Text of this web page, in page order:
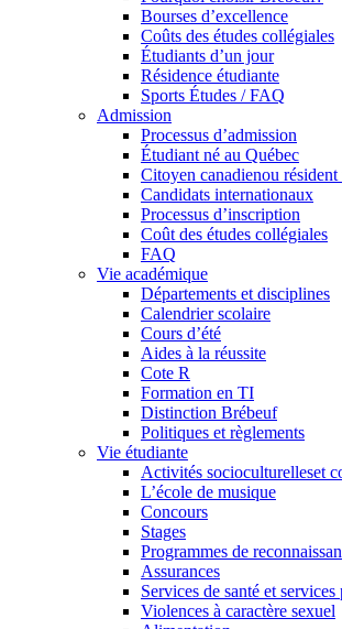
Bourses d’excellence
Coûts des études collégiales
Étudiants d’un jour
Résidence étudiante
Sports Études / FAQ
Admission
Processus d’admission
Étudiant né au Québec
Citoyen canadienou résident
Candidats internationaux
Processus d’inscription
Coût des études collégiales
FAQ
Vie académique
Départements et disciplines
Calendrier scolaire
Cours d’été
Aides à la réussite
Cote R
Formation en TI
Distinction Brébeuf
Politiques et règlements
Vie étudiante
Activités socioculturelleset
L’école de musique
Concours
Stages
Programmes de
Assurances
Services de santé et
Violences à caractère sexuel